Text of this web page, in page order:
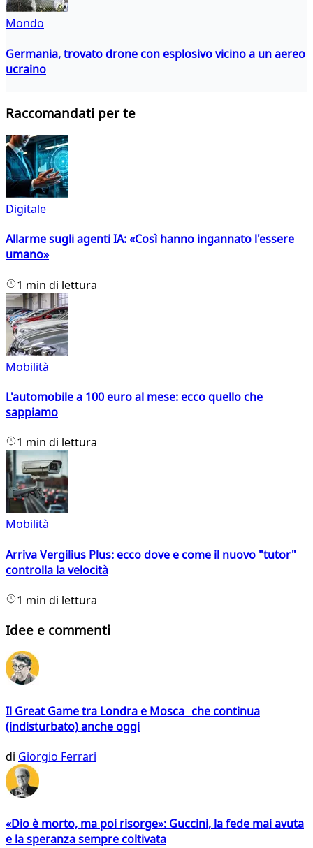
Mondo
Germania, trovato drone con esplosivo vicino a un aereo
ucraino
Raccomandati per te
Digitale
Allarme sugli agenti IA: «Così hanno ingannato l'essere
umano»
1 min di lettura
Mobilità
L'automobile a 100 euro al mese: ecco quello che
sappiamo
1 min di lettura
Mobilità
Arriva Vergilius Plus: ecco dove e come il nuovo "tutor"
controlla la velocità
1 min di lettura
Idee e commenti
Il Great Game tra Londra e Mosca che continua
(indisturbato) anche oggi
di Giorgio Ferrari
«Dio è morto, ma poi risorge»: Guccini, la fede mai avuta
e la speranza sempre coltivata